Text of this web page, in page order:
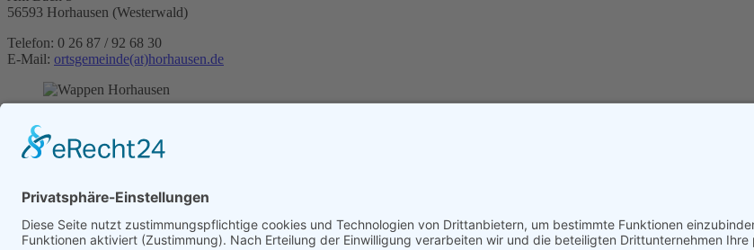
56593 Horhausen (Westerwald)
Telefon: 0 26 87 / 92 68 30
E-Mail: ortsgemeinde(at)horhausen.de
Infos
Fotogalerie
Seitenübersicht
Impressum